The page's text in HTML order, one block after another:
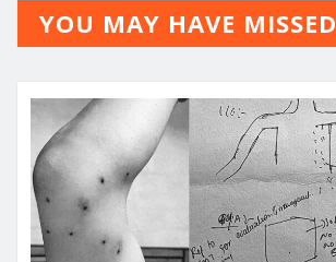
YOU MAY HAVE MISSED